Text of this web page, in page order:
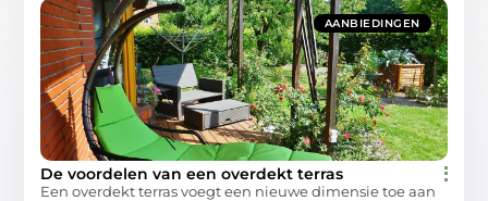
AANBIEDINGEN
De voordelen van een overdekt terras
Een overdekt terras voegt een nieuwe dimensie toe aan